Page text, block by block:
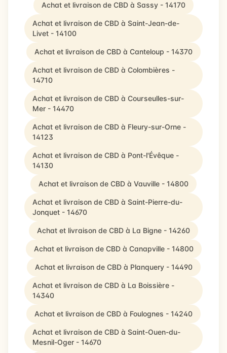
Achat et livraison de CBD à Sassy - 14170
Achat et livraison de CBD à Saint-Jean-de-
Livet - 14100
Achat et livraison de CBD à Canteloup - 14370
Achat et livraison de CBD à Colombières -
14710
Achat et livraison de CBD à Courseulles-sur-
Mer - 14470
Achat et livraison de CBD à Fleury-sur-Orne -
14123
Achat et livraison de CBD à Pont-l'Évêque -
14130
Achat et livraison de CBD à Vauville - 14800
Achat et livraison de CBD à Saint-Pierre-du-
Jonquet - 14670
Achat et livraison de CBD à La Bigne - 14260
Achat et livraison de CBD à Canapville - 14800
Achat et livraison de CBD à Planquery - 14490
Achat et livraison de CBD à La Boissière -
14340
Achat et livraison de CBD à Foulognes - 14240
Achat et livraison de CBD à Saint-Ouen-du-
Mesnil-Oger - 14670